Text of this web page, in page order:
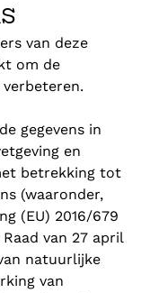
van deze
om de
gegevens in
en
betrekking tot
(waaronder,
(EU) 2016/679
van 27 april
natuurlijke
van